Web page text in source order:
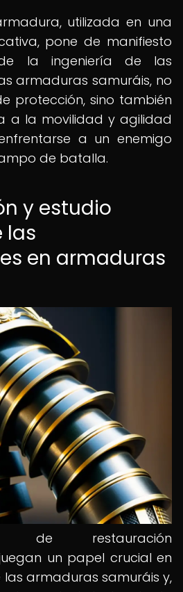
utilizada en una
pone de manifiesto
la ingeniería de las
armaduras samuráis, no
protección, sino también
a la movilidad y agilidad
a un enemigo
de batalla.
y estudio
las
en armaduras
de restauración
un papel crucial en
armaduras samuráis y,